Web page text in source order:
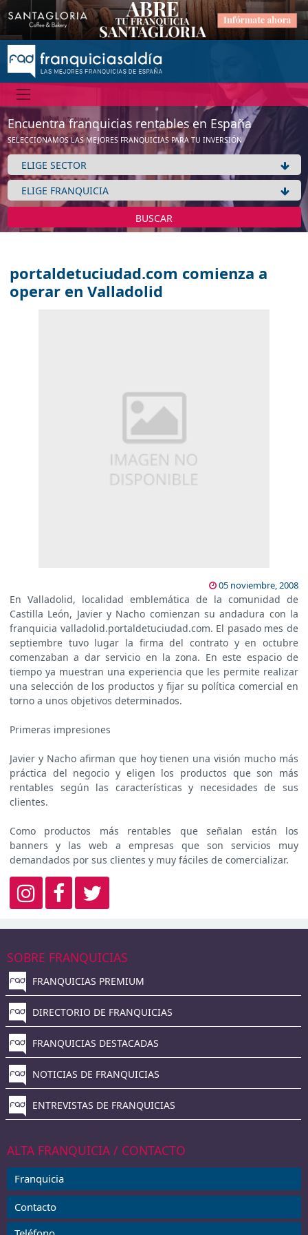
Encuentra franquicias rentables en España
SELECCIONAMOS LAS MEJORES FRANQUICIAS PARA TU INVERSIÓN
BUSCAR
portaldetuciudad.com comienza a
operar en Valladolid
05 noviembre, 2008
En Valladolid, localidad emblemática de la comunidad de
Castilla León, Javier y Nacho comienzan su andadura con la
franquicia valladolid.portaldetuciudad.com. El pasado mes de
septiembre tuvo lugar la firma del contrato y en octubre
comenzaban a dar servicio en la zona. En este espacio de
tiempo ya muestran una experiencia que les permite realizar
una selección de los productos y fijar su política comercial en
torno a unos objetivos determinados.
Primeras impresiones
Javier y Nacho afirman que hoy tienen una visión mucho más
práctica del negocio y eligen los productos que son más
rentables según las características y necesidades de sus
clientes.
Como productos más rentables que señalan están los
banners y las web a empresas que son servicios muy
demandados por sus clientes y muy fáciles de comercializar.
SOBRE FRANQUICIAS
FRANQUICIAS PREMIUM
DIRECTORIO DE FRANQUICIAS
FRANQUICIAS DESTACADAS
NOTICIAS DE FRANQUICIAS
ENTREVISTAS DE FRANQUICIAS
ALTA FRANQUICIA / CONTACTO